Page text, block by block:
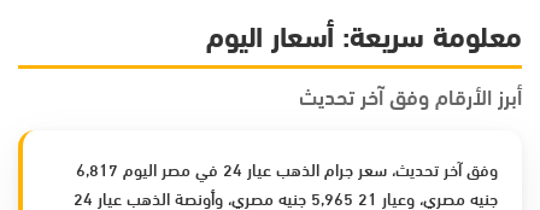
معلومة سريعة: أسعار اليوم
أبرز الأرقام وفق آخر تحديث
وفق آخر تحديث، سعر جرام الذهب عيار 24 في مصر اليوم 6,817
جنيه مصري، وعيار 21 5,965 جنيه مصري، وأونصة الذهب عيار 24